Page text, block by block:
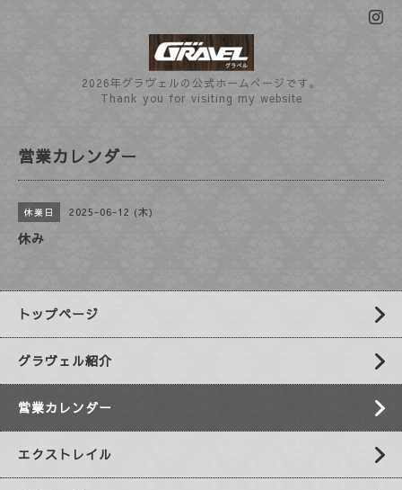
2026年グラヴェルの公式ホームぺージです。
Thank you for visiting my website
営業カレンダー
休業日 2025-06-12 (木)
休み
トップページ
グラヴェル紹介
営業カレンダー
エクストレイル